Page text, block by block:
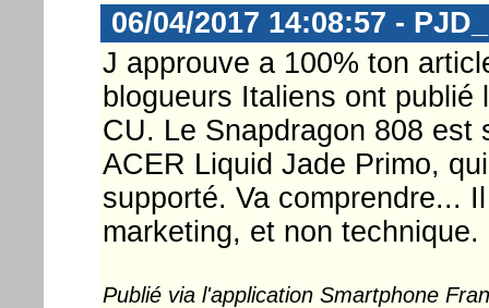
06/04/2017 14:08:57 -
J approuve a 100% ton
blogueurs Italiens ont
CU. Le Snapdragon 808 est
ACER Liquid Jade Primo,
supporté. Va comprendre...
marketing, et non technique.
Publié via l'application Smartphone